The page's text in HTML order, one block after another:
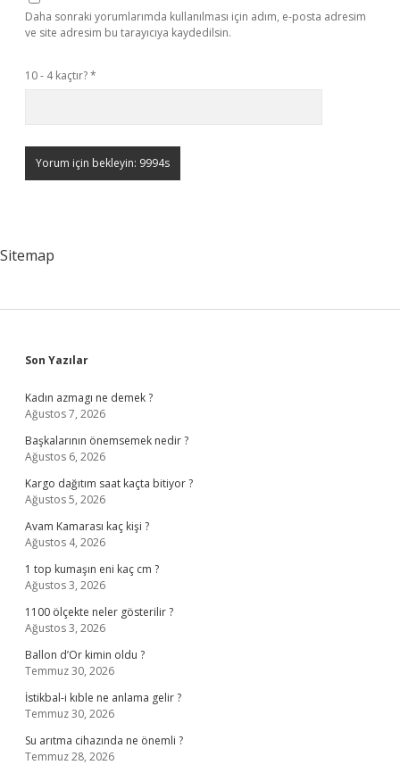
Daha sonraki yorumlarımda kullanılması için adım, e-posta adresim
ve site adresim bu tarayıcıya kaydedilsin.
10 - 4 kaçtır?*
Sitemap
Sidebar
Son Yazılar
Kadın azmagı ne demek ?
Ağustos 7, 2026
Başkalarının önemsemek nedir ?
Ağustos 6, 2026
Kargo dağıtım saat kaçta bitiyor ?
Ağustos 5, 2026
Avam Kamarası kaç kişi ?
Ağustos 4, 2026
1 top kumaşın eni kaç cm ?
Ağustos 3, 2026
1100 ölçekte neler gösterilir ?
Ağustos 3, 2026
Ballon d’Or kimin oldu ?
Temmuz 30, 2026
İstikbal-i kıble ne anlama gelir ?
Temmuz 30, 2026
Su arıtma cihazında ne önemli ?
Temmuz 28, 2026